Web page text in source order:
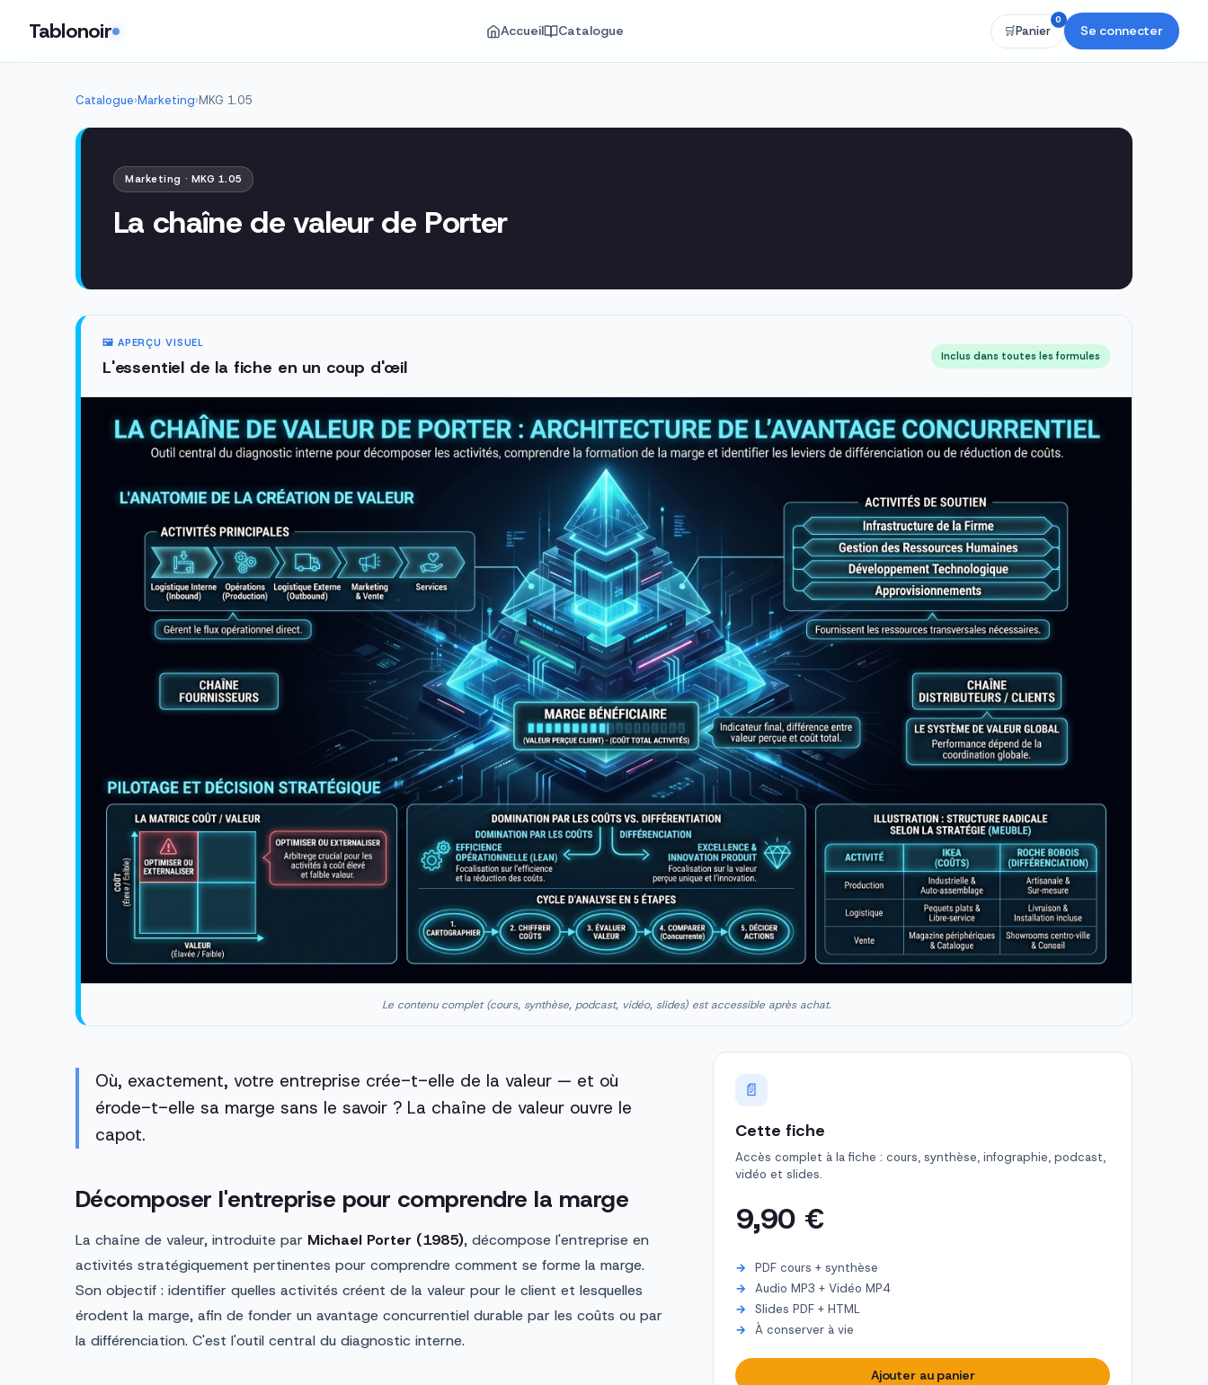
Tablonoir Accueil Catalogue 🛒Panier
0
Se connecter
Catalogue›Marketing›MKG 1.05
Marketing · MKG 1.05
La chaîne de valeur de Porter
🖼️ APERÇU VISUEL
L'essentiel de la fiche en un coup d'œil
Inclus dans toutes les formules
Le contenu complet (cours, synthèse, podcast, vidéo, slides) est accessible après achat.
Où, exactement, votre entreprise crée-t-elle de la valeur — et où
érode-t-elle sa marge sans le savoir ? La chaîne de valeur ouvre le
capot.
Décomposer l'entreprise pour comprendre la marge
La chaîne de valeur, introduite par Michael Porter (1985), décompose l'entreprise en
activités stratégiquement pertinentes pour comprendre comment se forme la marge.
Son objectif : identifier quelles activités créent de la valeur pour le client et lesquelles
érodent la marge, afin de fonder un avantage concurrentiel durable par les coûts ou par
la différenciation. C'est l'outil central du diagnostic interne.
📄
Cette fiche
Accès complet à la fiche : cours, synthèse, infographie, podcast,
vidéo et slides.
9,90 €
PDF cours + synthèse
Audio MP3 + Vidéo MP4
Slides PDF + HTML
À conserver à vie
Ajouter au panier